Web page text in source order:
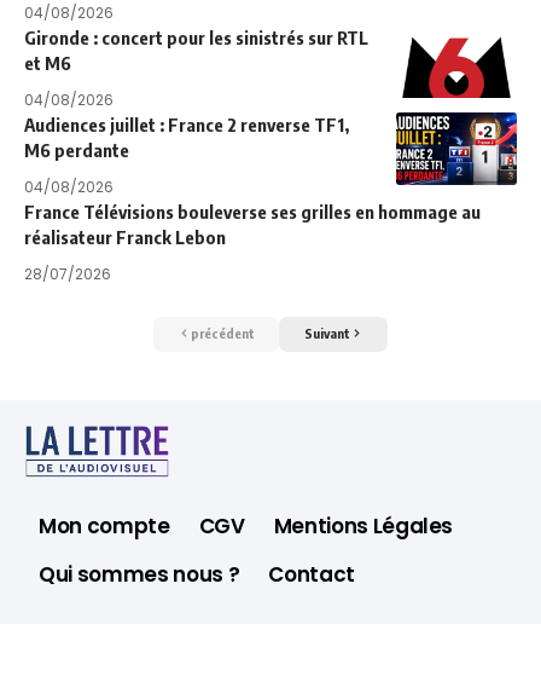
04/08/2026
Gironde : concert pour les sinistrés sur RTL
et M6
04/08/2026
Audiences juillet : France 2 renverse TF1,
M6 perdante
04/08/2026
France Télévisions bouleverse ses grilles en hommage au
réalisateur Franck Lebon
28/07/2026
précédent Suivant
Mon compte CGV
Mentions Légales
Qui sommes nous ?
Contact